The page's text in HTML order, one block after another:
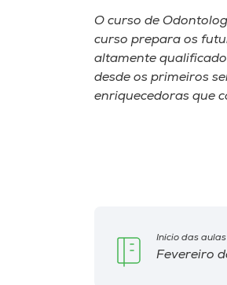
O curso de
curso prepara os
altamente
desde os primeiros
enriquecedoras que
Início das aulas
Fevereiro